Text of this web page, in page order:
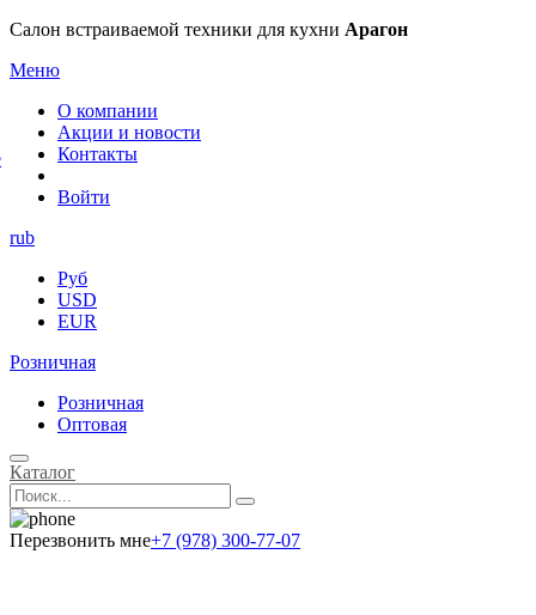
Салон встраиваемой техники для кухни Арагон
Меню
О компании
Акции и новости
Контакты
Войти
rub
Руб
USD
EUR
Розничная
Розничная
Оптовая
Каталог
Перезвонить мне+7 (978) 300-77-07